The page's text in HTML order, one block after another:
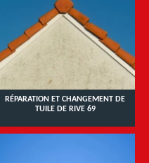
RÉPARATION ET CHANGEMENT DE
TUILE DE RIVE 69